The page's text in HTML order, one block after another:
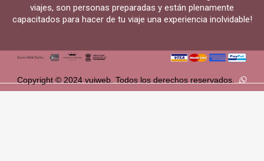
viajes, son personas preparadas y están plenamente
capacitados para hacer de tu viaje una experiencia inolvidable!
Copyright © 2024 vuiweb. Todos los derechos reservados.